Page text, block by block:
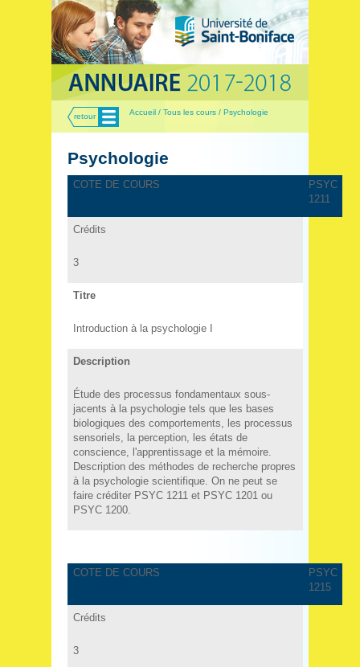
retour Menu Accueil / Tous les cours / Psychologie
Psychologie
COTE DE COURS
PSYC
1211
Crédits
3
Titre
Introduction à la psychologie I
Description
Étude des processus fondamentaux sous-
jacents à la psychologie tels que les bases
biologiques des comportements, les processus
sensoriels, la perception, les états de
conscience, l'apprentissage et la mémoire.
Description des méthodes de recherche propres
à la psychologie scientifique. On ne peut se
faire créditer PSYC 1211 et PSYC 1201 ou
PSYC 1200.
COTE DE COURS
PSYC
1215
Crédits
3